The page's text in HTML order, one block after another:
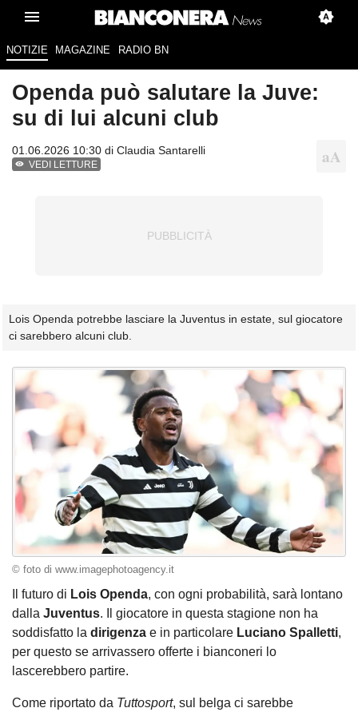
NOTIZIE MAGAZINE RADIO BN
Openda può salutare la Juve:
su di lui alcuni club
01.06.2026 10:30 di Claudia Santarelli
VEDI LETTURE
Lois Openda potrebbe lasciare la Juventus in estate, sul giocatore
ci sarebbero alcuni club.
© foto di www.imagephotoagency.it
Il futuro di Lois Openda, con ogni probabilità, sarà lontano
dalla Juventus. Il giocatore in questa stagione non ha
soddisfatto la dirigenza e in particolare Luciano Spalletti,
per questo se arrivassero offerte i bianconeri lo
lascerebbero partire.
Come riportato da Tuttosport, sul belga ci sarebbe